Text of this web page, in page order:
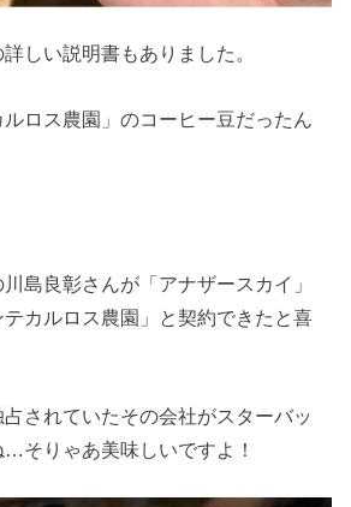
しい説明書もありました。
ロス農園」のコーヒー豆だったん
島良彰さんが「アナザースカイ」
カルロス農園」と契約できたと喜
されていたその会社がスターバッ
そりゃあ美味しいですよ！